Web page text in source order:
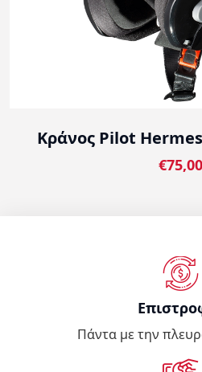
Κράνος Pilot Hermes
€75,00
Πάντα με την